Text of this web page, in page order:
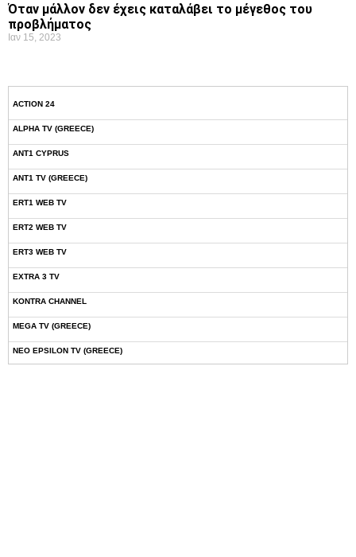
Όταν μάλλον δεν έχεις καταλάβει το μέγεθος του
προβλήματος
Ιαν 15, 2023
ACTION 24
ALPHA TV (GREECE)
ANT1 CYPRUS
ANT1 TV (GREECE)
ERT1 WEB TV
ERT2 WEB TV
ERT3 WEB TV
EXTRA 3 TV
KONTRA CHANNEL
MEGA TV (GREECE)
NEO EPSILON TV (GREECE)